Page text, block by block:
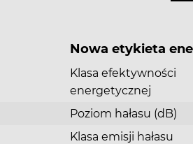
Nowa etykieta
Klasa efektywności
energetycznej
Poziom hałasu (dB)
Klasa emisji hałasu